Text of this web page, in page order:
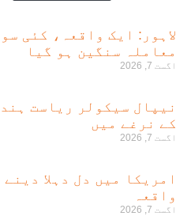
لاہور: ایک واقعہ، کئی
معاملہ سنگین ہو گیا
اگست 7, 2026
نیپال سیکولر ریاست
کے نرغے میں
اگست 7, 2026
امریکا میں دل دہلا دینے
واقعہ
اگست 7, 2026